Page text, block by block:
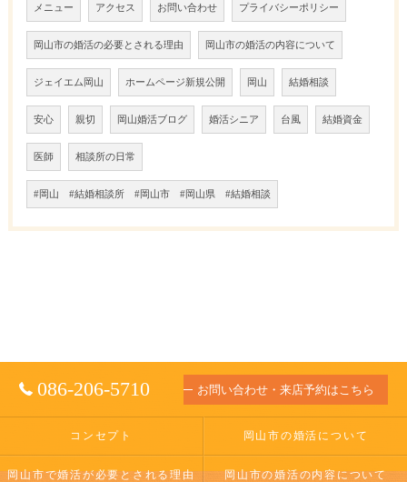
メニュー アクセス お問い合わせ プライバシーポリシー
岡山市の婚活の必要とされる理由 岡山市の婚活の内容について
ジェイエム岡山 ホームページ新規公開 岡山 結婚相談
安心 親切 岡山婚活ブログ 婚活シニア 台風 結婚資金
医師 相談所の日常
#岡山 #結婚相談所 #岡山市 #岡山県 #結婚相談
086-206-5710 お問い合わせ・来店予約はこちら
コンセプト 岡山市の婚活について
岡山市で婚活が必要とされる理由 岡山市の婚活の内容について